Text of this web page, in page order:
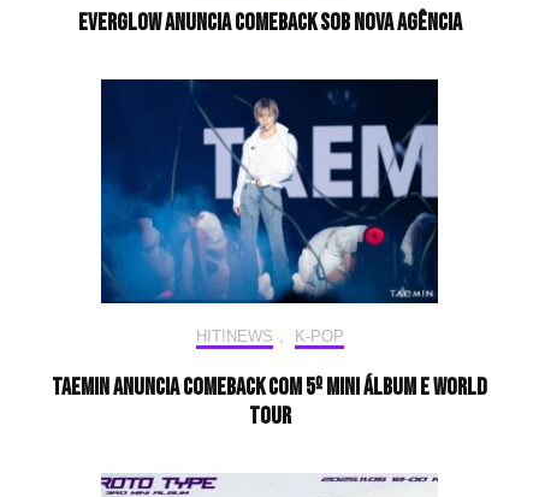
EVERGLOW anuncia comeback sob nova agência
HIT!NEWS , K-POP
TAEMIN anuncia comeback com 5º mini álbum e WORLD
TOUR